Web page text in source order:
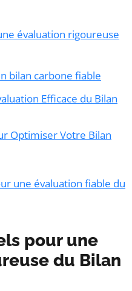
évaluation rigoureuse
bilan carbone fiable
Efficace du Bilan
Optimiser Votre Bilan
une évaluation fiable du
pour une
du Bilan